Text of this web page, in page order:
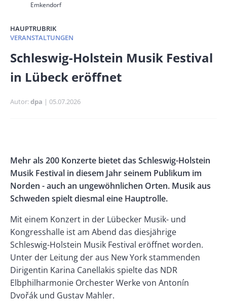
Emkendorf
HAUPTRUBRIK
VERANSTALTUNGEN
Banner
Size
Schleswig-Holstein Musik Festival
in Lübeck eröffnet
Autor dpa Publikationsdatum
05.07.2026
Left
Rectangle
Right
Body
Mehr als 200 Konzerte bietet das Schleswig-Holstein
Musik Festival in diesem Jahr seinem Publikum im
Norden - auch an ungewöhnlichen Orten. Musik aus
Schweden spielt diesmal eine Hauptrolle.
Mit einem Konzert in der Lübecker Musik- und
Kongresshalle ist am Abend das diesjährige
Schleswig-Holstein Musik Festival eröffnet worden.
Unter der Leitung der aus New York stammenden
Dirigentin Karina Canellakis spielte das NDR
Elbphilharmonie Orchester Werke von Antonín
Dvořák und Gustav Mahler.